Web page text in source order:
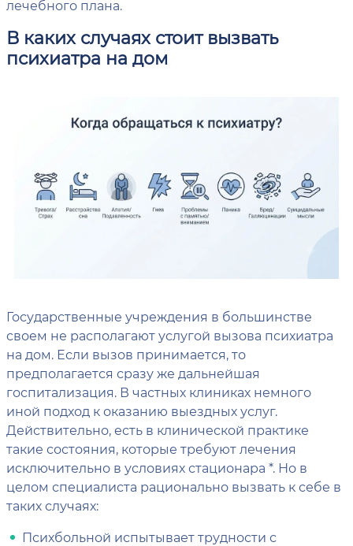
лечебного плана.
В каких случаях стоит вызвать
психиатра на дом
Государственные учреждения в большинстве
своем не располагают услугой вызова психиатра
на дом. Если вызов принимается, то
предполагается сразу же дальнейшая
госпитализация. В частных клиниках немного
иной подход к оказанию выездных услуг.
Действительно, есть в клинической практике
такие состояния, которые требуют лечения
исключительно в условиях стационара *. Но в
целом специалиста рационально вызвать к себе в
таких случаях:
Психбольной испытывает трудности с